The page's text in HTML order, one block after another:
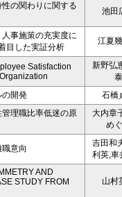
の関わりに関する
池田
事施策の充実度に
目した実証分析
江夏
Satisfaction
新野弘
泰
の開発
石橋
理職比率低迷の原
大内章
め
意向
吉田和
利英,車
AND
STUDY FROM
山村